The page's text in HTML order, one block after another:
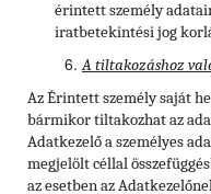
érintett személy
iratbetekintési jog
A tiltakozáshoz
Az Érintett személy saját
bármikor tiltakozhat az
Adatkezelő a személyes
megjelölt céllal
az esetben az